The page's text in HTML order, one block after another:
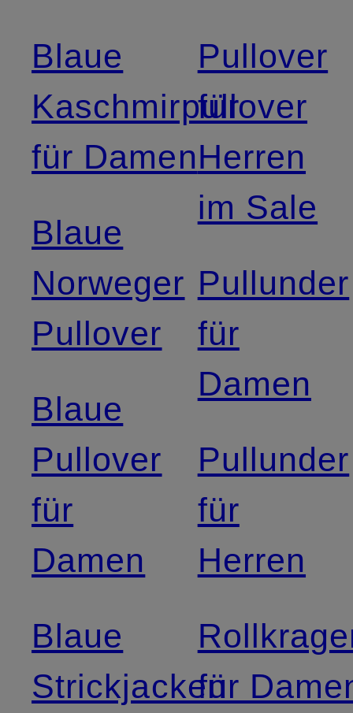
Blaue
Kaschmirpullover
für Damen
Blaue
Norweger
Pullover
Blaue
Pullover
für
Damen
Blaue
Strickjacken
Pullover
für
Herren
im Sale
Pullunder
für
Damen
Pullunder
für
Herren
für